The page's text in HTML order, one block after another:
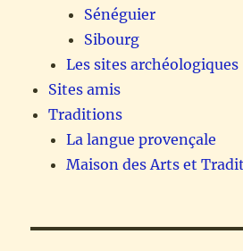
Sénéguier
Sibourg
Les sites archéologiques
Sites amis
Traditions
La langue provençale
Maison des Arts et